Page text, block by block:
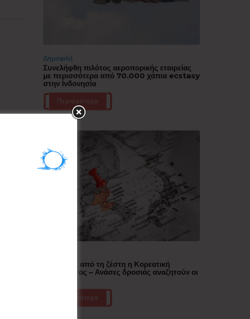
Δημοφιλή
Συνελήφθη πιλότος αεροπορικής εταιρείας
με περισσότερα από 70.000 χάπια ecstasy
στην Ινδονησία
Περισσότερα
“Έλιωσε” από τη ζέστη η Κορεατική
Χερσόνησος – Ανάσες δροσιάς αναζητούν οι
Περισσότερα